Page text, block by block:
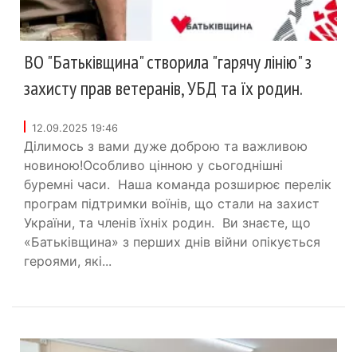
ВО "Батьківщина" створила "гарячу лінію" з
захисту прав ветеранів, УБД та їх родин.
12.09.2025 19:46
Ділимось з вами дуже доброю та важливою
новиною!Особливо цінною у сьогоднішні
буремні часи. Наша команда розширює перелік
програм підтримки воїнів, що стали на захист
України, та членів їхніх родин. Ви знаєте, що
«Батьківщина» з перших днів війни опікується
героями, які...